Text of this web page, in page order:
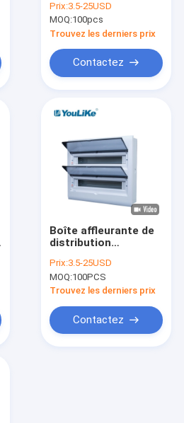
de boîte de boîte
d'intérieur de DB
Prix:3.5-25USD
MOQ:100pcs
Trouvez les derniers prix
Contactez
Boîte affleurante de
distribution
clôture MCB de bâti
avec le rail de
vacarme
Prix:3.5-25USD
MOQ:100PCS
Trouvez les derniers prix
Contactez